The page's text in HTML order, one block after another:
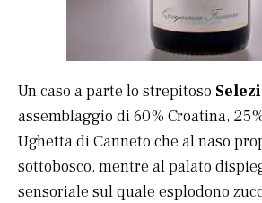
Un caso a parte lo strepitoso
assemblaggio di 60% Croatina,
Ughetta di Canneto che al naso
sottobosco, mentre al palato
sensoriale sul quale esplodono